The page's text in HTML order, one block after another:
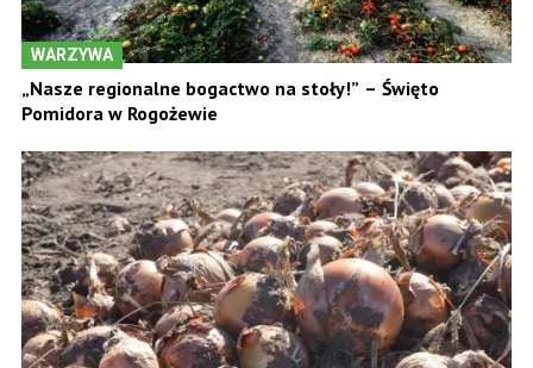
WARZYWA
„Nasze regionalne bogactwo na stoły!” – Święto
Pomidora w Rogożewie